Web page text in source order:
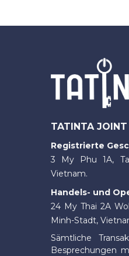
TATINTA
Registrierte
3 My Phu 1A,
Vietnam.
Handels- und
24 My Thai 2A
Minh-Stadt,
Sämtliche
Besprechungen